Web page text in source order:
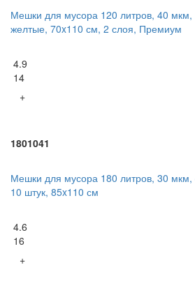
Мешки для мусора 120 литров, 40 мкм,
желтые, 70x110 см, 2 слоя, Премиум
4.9
14
+
1801041
Мешки для мусора 180 литров, 30
10 штук, 85x110 см
4.6
16
+